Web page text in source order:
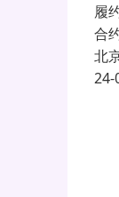
履
合
北
24-